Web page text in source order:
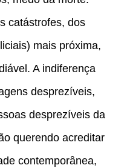
catástrofes, dos
mais próxima,
A indiferença
desprezíveis,
desprezíveis da
querendo acreditar
contemporânea,